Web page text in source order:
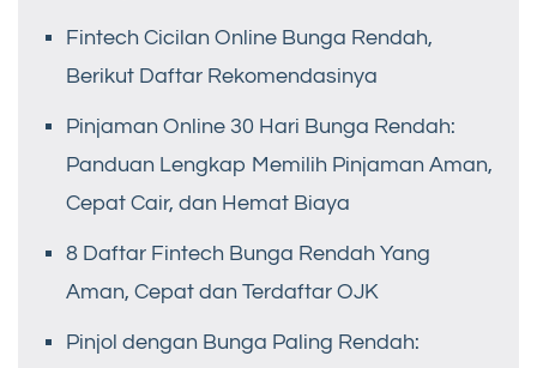
Fintech Cicilan Online Bunga Rendah,
Berikut Daftar Rekomendasinya
Pinjaman Online 30 Hari Bunga Rendah:
Panduan Lengkap Memilih Pinjaman Aman,
Cepat Cair, dan Hemat Biaya
8 Daftar Fintech Bunga Rendah Yang
Aman, Cepat dan Terdaftar OJK
Pinjol dengan Bunga Paling Rendah: